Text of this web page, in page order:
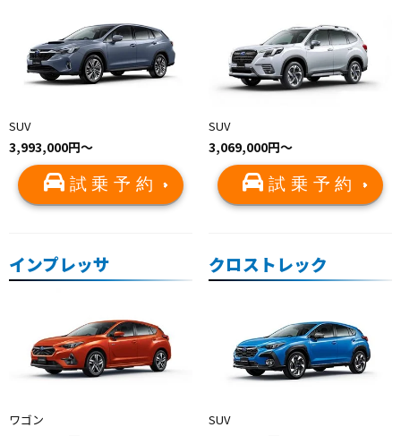
SUV
3,993,000円〜
試乗予約
SUV
3,069,000円〜
試乗予約
インプレッサ
ワゴン
クロストレック
SUV